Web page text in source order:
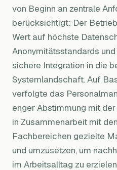
von Beginn an zentrale
berücksichtigt: Der
Wert auf höchste
Anonymitätsstandards
sichere Integration in die
Systemlandschaft. Auf
verfolgte das
enger Abstimmung mit
in Zusammenarbeit mit
Fachbereichen gezielte
und umzusetzen, um
im Arbeitsalltag zu